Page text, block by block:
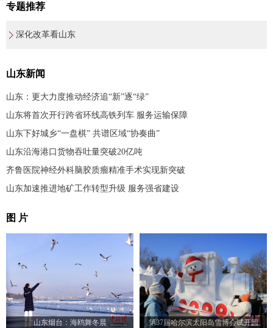
专题推荐
深化改革看山东
山东新闻
山东：更大力度推动经济追“新”逐“绿”
山东将首次开行跨省环线高铁列车 服务运输保障
山东下好城乡“一盘棋” 共谱区域“协奏曲”
山东沿海港口货物吞吐量突破20亿吨
齐鲁医院神经外科脑胶质瘤精准手术实现新突破
山东加速推进地矿工作转型升级 服务强省建设
图 片
山东烟台：海鸥舞冬晨 第37届哈尔滨太阳岛雪博会试开园